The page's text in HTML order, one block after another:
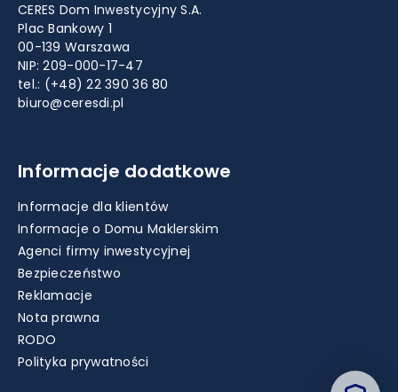
CERES Dom Inwestycyjny S.A.
Plac Bankowy 1
00-139 Warszawa
NIP: 209-000-17-47
tel.: (+48) 22 390 36 80
biuro@ceresdi.pl
Informacje dodatkowe
Informacje dla klientów
Informacje o Domu Maklerskim
Agenci firmy inwestycyjnej
Bezpieczeństwo
Reklamacje
Nota prawna
RODO
Polityka prywatności